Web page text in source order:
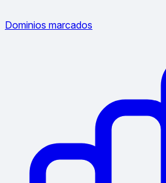
Dominios marcados